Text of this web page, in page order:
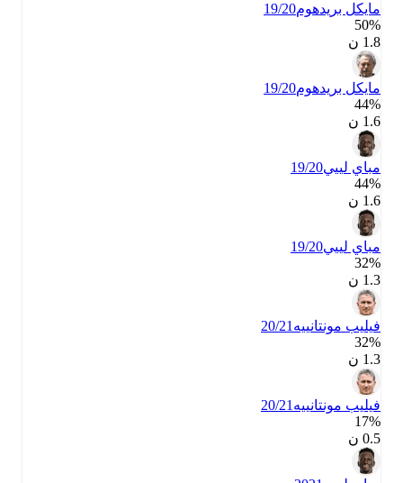
مايكل بريدهوم19/20
50‎%‎
مايكل بريدهوم19/20
44‎%‎
مباي لييي19/20
44‎%‎
مباي لييي19/20
32‎%‎
فيليب مونتانييه20/21
32‎%‎
فيليب مونتانييه20/21
17‎%‎